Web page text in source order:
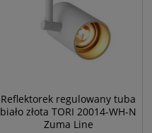
Reflektorek regulowany tuba
biało złota TORI 20014-WH-N
Zuma Line